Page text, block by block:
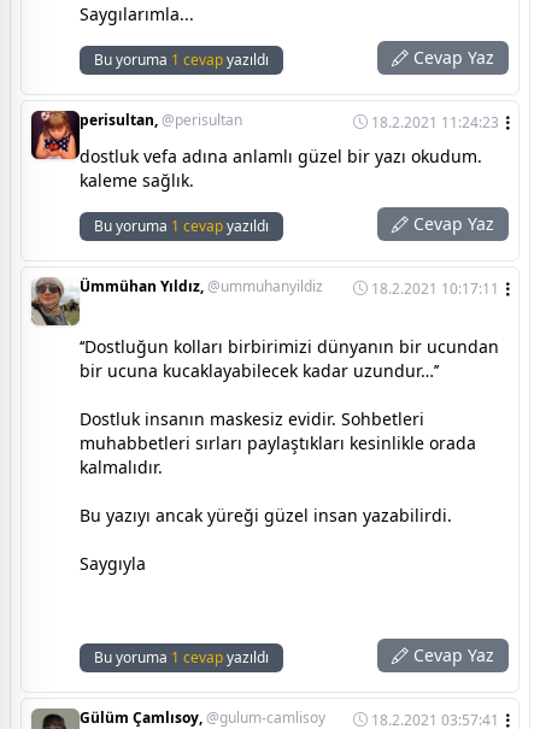
Saygılarımla...
Bu yoruma 1 cevapyazıldı Cevap Yaz
perisultan,@perisultan 18.2.2021 11:24:23
dostluk vefa adına anlamlı güzel bir yazı okudum.
kaleme sağlık.
Bu yoruma 1 cevapyazıldı Cevap Yaz
Ümmühan Yıldız,@ummuhanyildiz 18.2.2021 10:17:11
‘‘Dostluğun kolları birbirimizi dünyanın bir ucundan
bir ucuna kucaklayabilecek kadar uzundur…’’
Dostluk insanın maskesiz evidir. Sohbetleri
muhabbetleri sırları paylaştıkları kesinlikle orada
kalmalıdır.
Bu yazıyı ancak yüreği güzel insan yazabilirdi.
Saygıyla
Bu yoruma 1 cevapyazıldı Cevap Yaz
Gülüm Çamlısoy,@gulum-camlisoy 18.2.2021 03:57:41